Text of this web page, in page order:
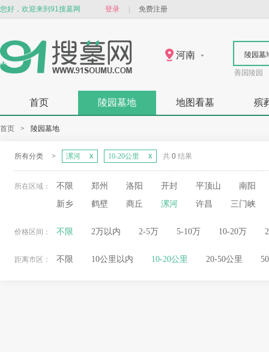
您好，欢迎来到91搜墓网 登录 免费注册
河南 陵园墓
善国陵园
首页 陵园墓地 地图看墓 殡
首页 > 陵园墓地
所有分类 > 漯河 10-20公里 共 0 结果
所在区域： 不限 郑州 洛阳 开封 平顶山
南阳
新乡
鹤壁 商丘 漯河 许昌 三门峡
价格区间： 不限 2万以内 2-5万 5-10万 10-20万
距离市区： 不限 10公里以内 10-20公里 20-50公里